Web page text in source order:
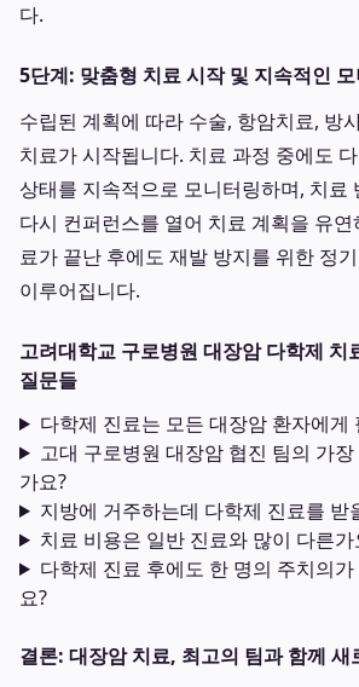
다.
5단계: 맞춤형 치료 시작 및 지속적인
수립된 계획에 따라 수술, 항암치료, 방
치료가 시작됩니다. 치료 과정 중에도
상태를 지속적으로 모니터링하며, 치료
다시 컨퍼런스를 열어 치료 계획을 유
료가 끝난 후에도 재발 방지를 위한 정
이루어집니다.
고려대학교 구로병원 대장암 다학제 치
질문들
다학제 진료는 모든 대장암 환자에게
고대 구로병원 대장암 협진 팀의 가
가요?
지방에 거주하는데 다학제 진료를 받
치료 비용은 일반 진료와 많이 다른가
다학제 진료 후에도 한 명의 주치의
요?
결론: 대장암 치료, 최고의 팀과 함께 새